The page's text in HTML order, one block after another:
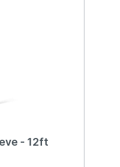
- 12ft